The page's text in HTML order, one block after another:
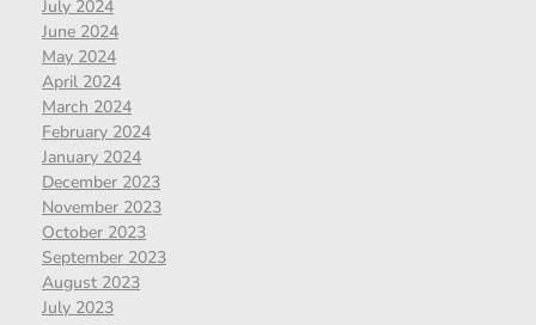
July 2024
June 2024
May 2024
April 2024
March 2024
February 2024
January 2024
December 2023
November 2023
October 2023
September 2023
August 2023
July 2023